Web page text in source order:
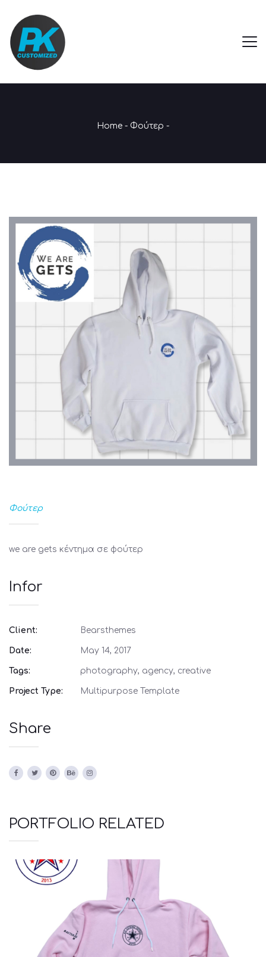
Home - Φούτερ -
Φούτερ
we are gets κέντημα σε φούτερ
Infor
Client: Bearsthemes
Date: May 14, 2017
Tags: photography, agency, creative
Project Type: Multipurpose Template
Share
PORTFOLIO RELATED